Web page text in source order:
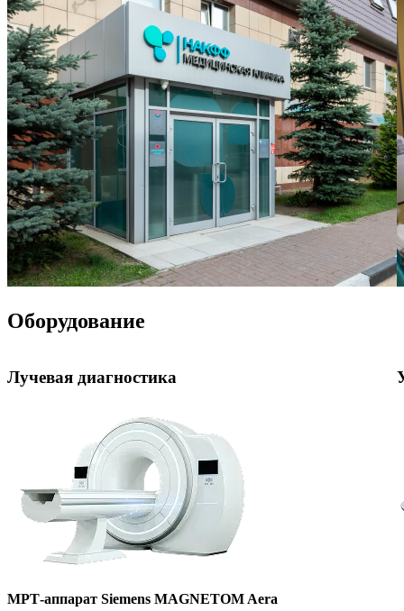
Оборудование
Лучевая диагностика
МРТ-аппарат Siemens MAGNETOM Aera